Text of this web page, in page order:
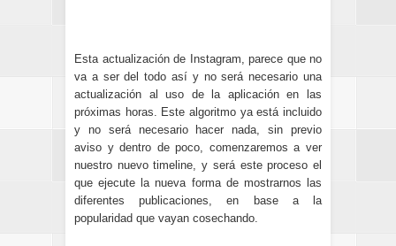
Esta actualización de Instagram, parece que no
va a ser del todo así y no será necesario una
actualización al uso de la aplicación en las
próximas horas. Este algoritmo ya está incluido
y no será necesario hacer nada, sin previo
aviso y dentro de poco, comenzaremos a ver
nuestro nuevo timeline, y será este proceso el
que ejecute la nueva forma de mostrarnos las
diferentes publicaciones, en base a la
popularidad que vayan cosechando.